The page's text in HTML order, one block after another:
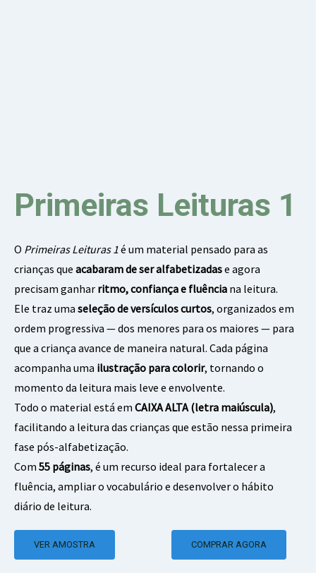
Primeiras Leituras 1
O Primeiras Leituras 1é um material pensado para as
crianças que acabaram de ser alfabetizadase agora
precisam ganhar ritmo, confiança e fluência na leitura.
Ele traz uma seleção de versículos curtos, organizados em
ordem progressiva — dos menores para os maiores — para
que a criança avance de maneira natural. Cada página
acompanha uma ilustração para colorir, tornando o
momento da leitura mais leve e envolvente.
Todo o material está em CAIXA ALTA (letra maiúscula),
facilitando a leitura das crianças que estão nessa primeira
fase pós-alfabetização.
Com 55 páginas, é um recurso ideal para fortalecer a
fluência, ampliar o vocabulário e desenvolver o hábito
diário de leitura.
VER AMOSTRA COMPRAR AGORA